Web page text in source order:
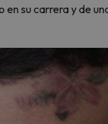
su carrera y de